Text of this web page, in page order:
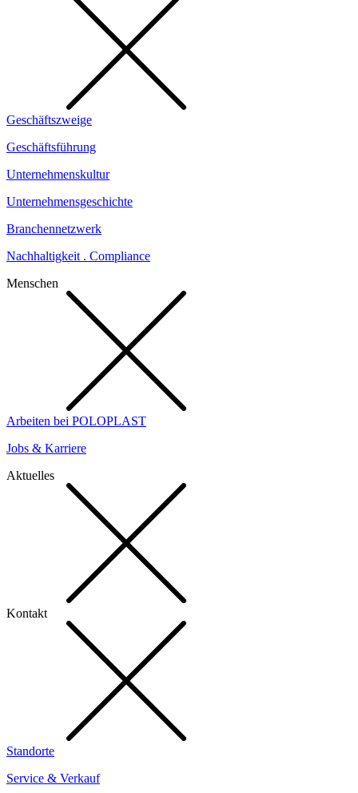
Geschäftszweige
Geschäftsführung
Unternehmenskultur
Unternehmensgeschichte
Branchennetzwerk
Nachhaltigkeit . Compliance
Menschen
Arbeiten bei POLOPLAST
Jobs & Karriere
Aktuelles
Kontakt
Standorte
Service & Verkauf